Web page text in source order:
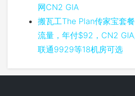
网CN2 GIA
搬瓦工The Plan传家宝套
流量，年付$92，CN2
联通9929等18机房可选